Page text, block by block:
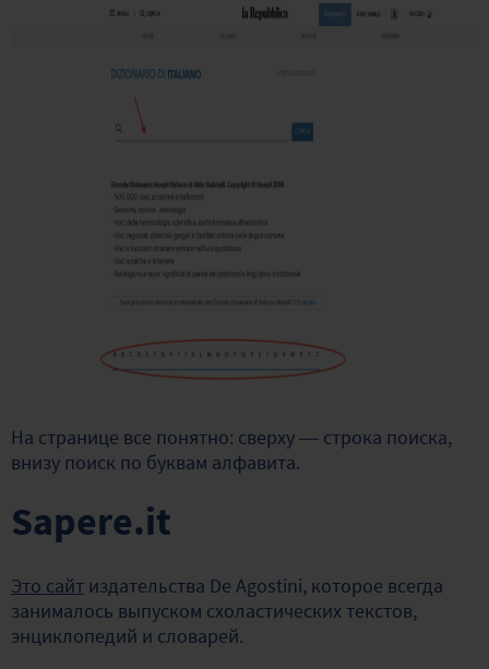
На странице все понятно: сверху — строка поиска,
внизу поиск по буквам алфавита.
Sapere.it
Это сайт издательства De Agostini, которое всегда
занималось выпуском схоластических текстов,
энциклопедий и словарей.